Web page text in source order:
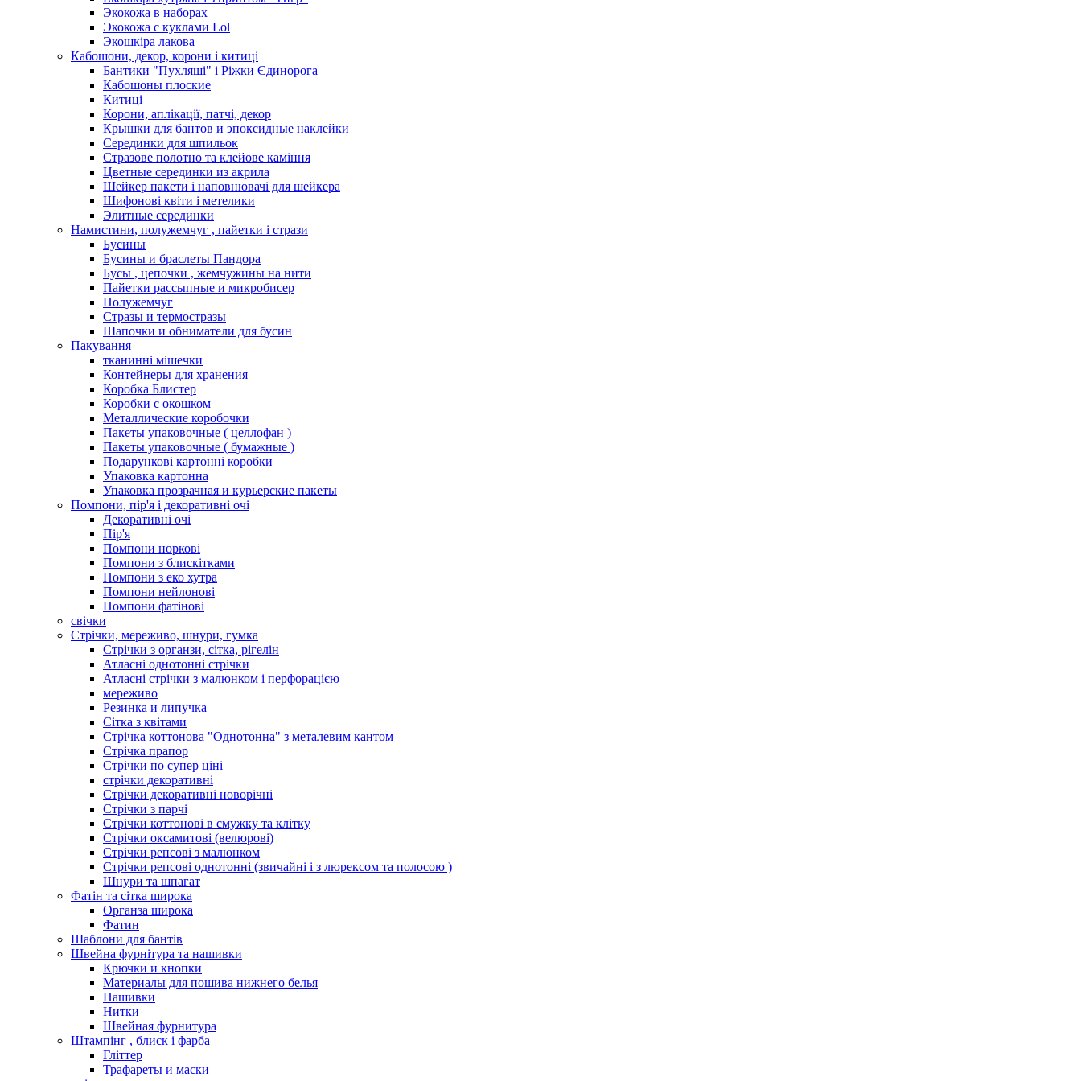
Экокожа в наборах
Экокожа с куклами Lol
Экошкiра лакова
Кабошони, декор, корони і китиці
Бантики "Пухляші" і Ріжки Єдинорога
Кабошоны плоские
Китиці
Корони, аплікації, патчі, декор
Крышки для бантов и эпоксидные наклейки
Серединки для шпильок
Стразове полотно та клейове каміння
Цветные серединки из акрила
Шейкер пакети і наповнювачі для шейкера
Шифонові квіти і метелики
Элитные серединки
Намистини, полужемчуг , пайетки і стрази
Бусины
Бусины и браслеты Пандора
Бусы , цепочки , жемчужины на нити
Пайетки рассыпные и микробисер
Полужемчуг
Стразы и термостразы
Шапочки и обниматели для бусин
Пакування
тканинні мішечки
Контейнеры для хранения
Коробка Блистер
Коробки с окошком
Металлические коробочки
Пакеты упаковочные ( целлофан )
Пакеты упаковочные ( бумажные )
Подарункові картонні коробки
Упаковка картонна
Упаковка прозрачная и курьерские пакеты
Помпони, пір'я і декоративні очі
Декоративні очі
Пір'я
Помпони норкові
Помпони з блискітками
Помпони з еко хутра
Помпони нейлонові
Помпони фатінові
свічки
Стрічки, мереживо, шнури, гумка
Стрічки з органзи, сітка, рігелін
Атласні однотонні стрічки
Атласні стрічки з малюнком і перфорацією
мереживо
Резинка и липучка
Сітка з квітами
Стрічка коттонова "Однотонна" з металевим кантом
Стрічка прапор
Стрічки по супер ціні
стрічки декоративні
Стрічки декоративні новорічні
Стрічки з парчі
Стрічки коттонові в смужку та клітку
Стрічки оксамитові (велюрові)
Стрічки репсові з малюнком
Стрічки репсові однотонні (звичайні і з люрексом та полосою )
Шнури та шпагат
Фатін та сітка широка
Органза широка
Фатин
Шаблони для бантів
Швейна фурнітура та нашивки
Крючки и кнопки
Материалы для пошива нижнего белья
Нашивки
Нитки
Швейная фурнитура
Штампінг , блиск і фарба
Гліттер
Трафареты и маски